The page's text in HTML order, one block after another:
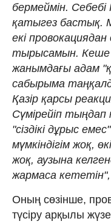
бермеймін.
қатыгез бастық.
екі
тырысамын. Кеше
жанымдағы адам
сабырыма
Қазір қарсы
Сүмірейіп
"сіздікі дұрыс
мүмкіндігім жоқ,
жоқ, аузына
жармаса
Оның сөзінше,
түсіру арқылы